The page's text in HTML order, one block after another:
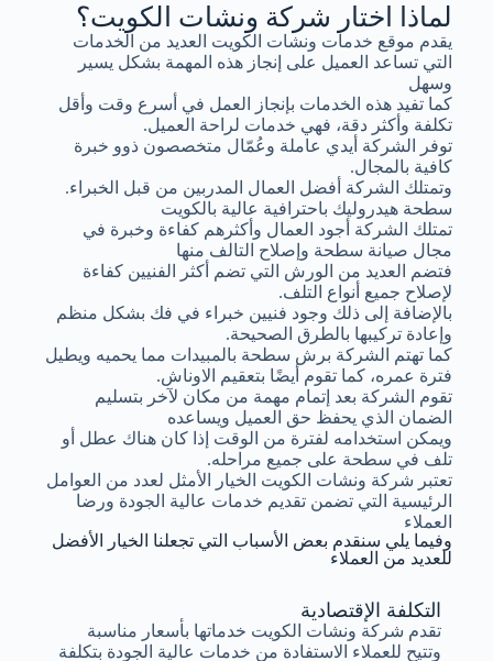
لماذا اختار شركة ونشات الكويت؟
يقدم موقع خدمات ونشات الكويت العديد من الخدمات
التي تساعد العميل على إنجاز هذه المهمة بشكل يسير
وسهل
كما تفيد هذه الخدمات بإنجاز العمل في أسرع وقت وأقل
تكلفة وأكثر دقة، فهي خدمات لراحة العميل.
توفر الشركة أيدي عاملة وعُمّال متخصصون ذوو خبرة
كافية بالمجال.
وتمتلك الشركة أفضل العمال المدربين من قبل الخبراء.
سطحة هيدروليك باحترافية عالية بالكويت
تمتلك الشركة أجود العمال وأكثرهم كفاءة وخبرة في
مجال صيانة سطحة وإصلاح التالف منها
فتضم العديد من الورش التي تضم أكثر الفنيين كفاءة
لإصلاح جميع أنواع التلف.
بالإضافة إلى ذلك وجود فنيين خبراء في فك بشكل منظم
وإعادة تركيبها بالطرق الصحيحة.
كما تهتم الشركة برش سطحة بالمبيدات مما يحميه ويطيل
فترة عمره، كما تقوم أيضًا بتعقيم الاوناش.
تقوم الشركة بعد إتمام مهمة من مكان لآخر بتسليم
الضمان الذي يحفظ حق العميل ويساعده
ويمكن استخدامه لفترة من الوقت إذا كان هناك عطل أو
تلف في سطحة على جميع مراحله.
تعتبر شركة ونشات الكويت الخيار الأمثل لعدد من العوامل
الرئيسية التي تضمن تقديم خدمات عالية الجودة ورضا
العملاء
وفيما يلي سنقدم بعض الأسباب التي تجعلنا الخيار الأفضل
للعديد من العملاء
التكلفة الإقتصادية
تقدم شركة ونشات الكويت خدماتها بأسعار مناسبة
وتتيح للعملاء الاستفادة من خدمات عالية الجودة بتكلفة